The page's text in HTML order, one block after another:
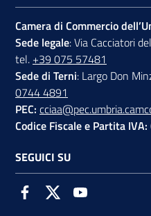
Camera di Commercio
Sede legale: Via Cacciatori
tel. +39 075 57481
Sede di Terni: Largo Don
0744 4891
PEC:
Codice Fiscale e Partita IVA:
SEGUICI SU
FacebookTwitter